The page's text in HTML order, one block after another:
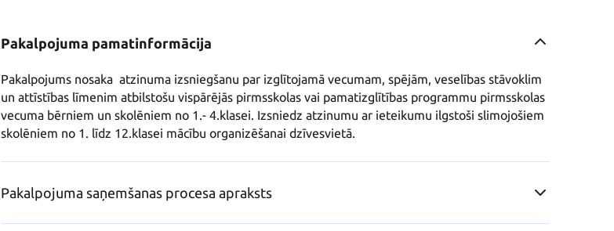
Pakalpojuma pamatinformācija
Pakalpojums nosaka  atzinuma izsniegšanu par izglītojamā vecumam, spējām, veselības stāvoklim
un attīstības līmenim atbilstošu vispārējās pirmsskolas vai pamatizglītības programmu pirmsskolas
vecuma bērniem un skolēniem no 1.- 4.klasei. Izsniedz atzinumu ar ieteikumu ilgstoši slimojošiem
skolēniem no 1. līdz 12.klasei mācību organizēšanai dzīvesvietā.
Pakalpojuma saņemšanas procesa apraksts